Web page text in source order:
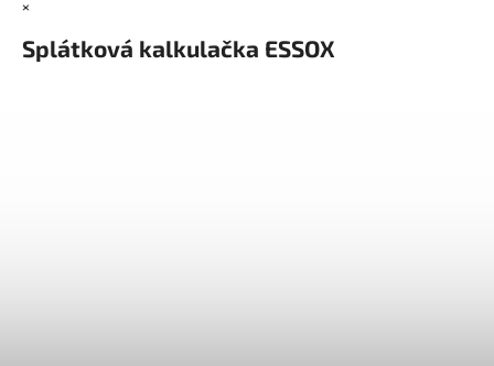
×
Splátková kalkulačka ESSOX